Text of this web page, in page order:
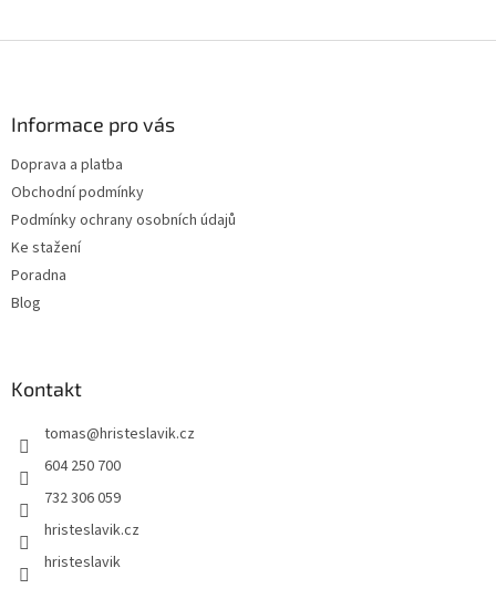
Informace pro vás
Doprava a platba
Obchodní podmínky
Podmínky ochrany osobních údajů
Ke stažení
Poradna
Blog
Kontakt
tomas@hristeslavik.cz
604 250 700
732 306 059
hristeslavik.cz
hristeslavik